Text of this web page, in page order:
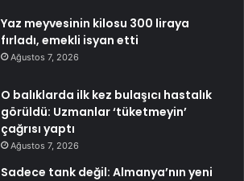
Yaz meyvesinin kilosu 300 liraya
fırladı, emekli isyan etti
Ağustos 7, 2026
O balıklarda ilk kez bulaşıcı hastalık
görüldü: Uzmanlar ‘tüketmeyin’
çağrısı yaptı
Ağustos 7, 2026
Sadece tank değil: Almanya’nın yeni